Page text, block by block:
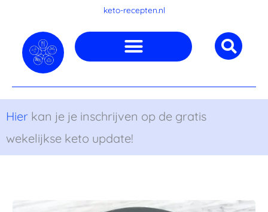
inhoud
keto-recepten.nl
Hier kan je je inschrijven op de gratis
wekelijkse keto update!